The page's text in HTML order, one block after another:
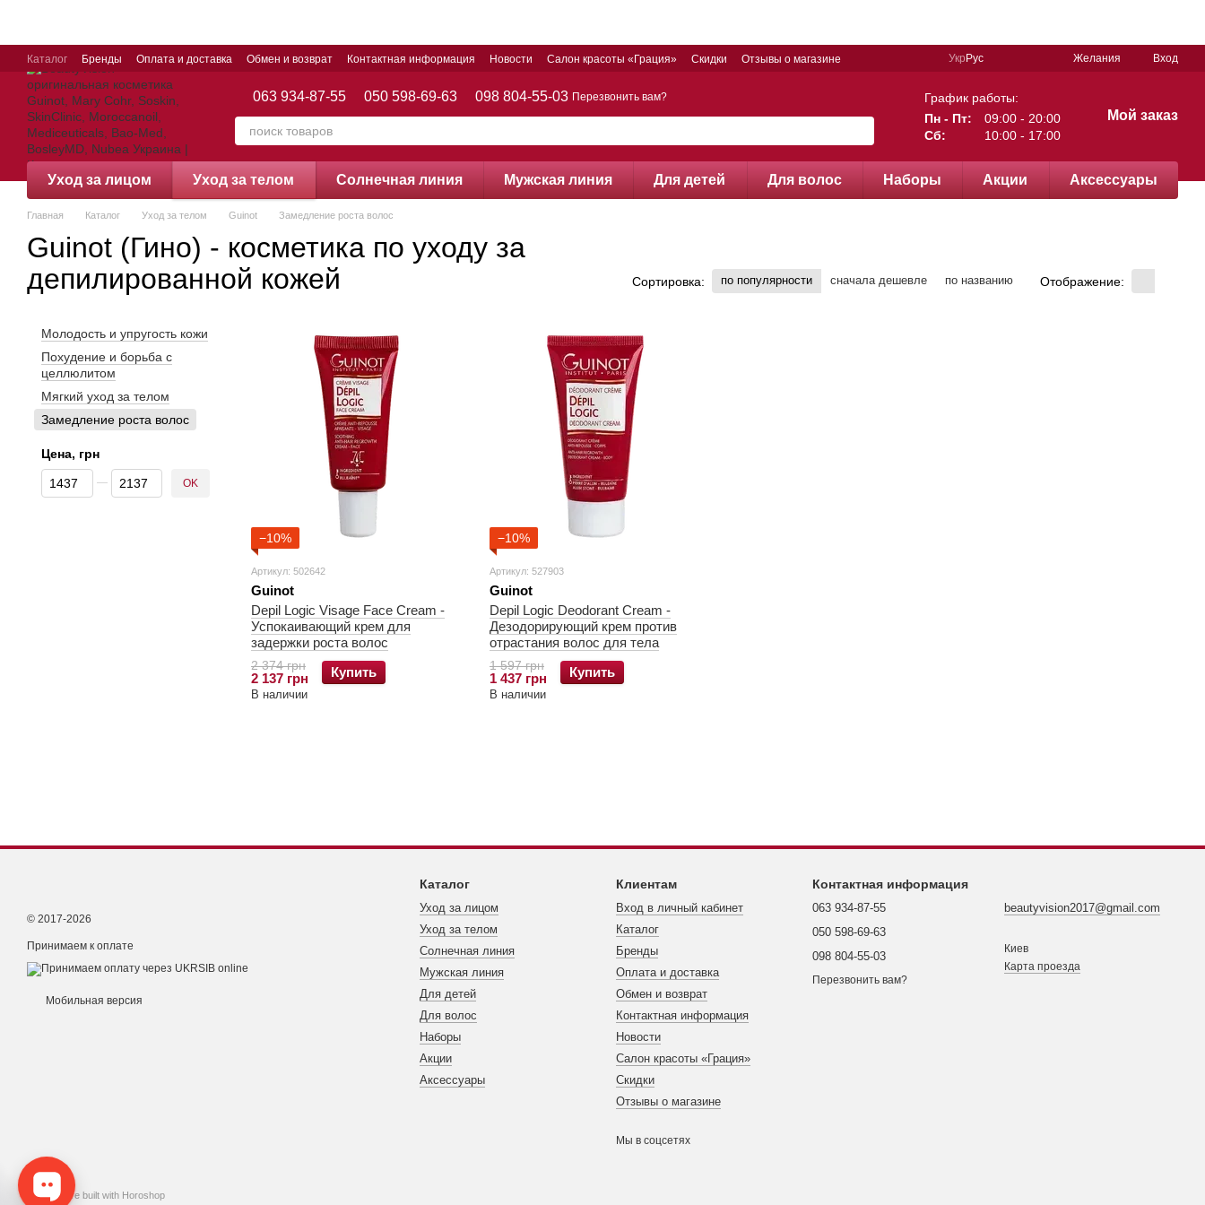
Каталог Бренды Оплата и доставка Обмен и возврат Контактная информация Новости Салон красоты «Грация» Скидки Отзывы о магазине Укр Рус Желания Вход
063 934-87-55 050 598-69-63 098 804-55-03 Перезвонить вам?
График работы:
Пн - Пт:
09:00 - 20:00
Сб:
10:00 - 17:00
Мой заказ
Уход за лицом Уход за телом Cолнечная линия Мужская линия Для детей Для волос Наборы Акции Аксессуары
Главная Каталог Уход за телом Guinot Замедление роста волос
Guinot (Гино) - косметика по уходу за
депилированной кожей
Сортировка: по популярности сначала дешевле по названию Отображение:
−10%
Артикул: 502642
Guinot
Depil Logic Visage Face Cream -
Успокаивающий крем для
задержки роста волос
2 374 грн
2 137 грн Купить
В наличии
−10%
Артикул: 527903
Guinot
Depil Logic Deodorant Cream -
Дезодорирующий крем против
отрастания волос для тела
1 597 грн
1 437 грн Купить
В наличии
Молодость и упругость кожи
Похудение и борьба с
целлюлитом
Мягкий уход за телом
Замедление роста волос
Цена, грн
От Цена, грн
До Цена, грн OK
© 2017-2026
Принимаем к оплате
Мобильная версия
Online store built with Horoshop
Каталог
Уход за лицом
Уход за телом
Cолнечная линия
Мужская линия
Для детей
Для волос
Наборы
Акции
Аксессуары
Клиентам
Вход в личный кабинет
Каталог
Бренды
Оплата и доставка
Обмен и возврат
Контактная информация
Новости
Салон красоты «Грация»
Скидки
Отзывы о магазине
Мы в соцсетях
Контактная информация
063 934-87-55
050 598-69-63
098 804-55-03
Перезвонить вам?
beautyvision2017@gmail.com
Киев
Карта проезда